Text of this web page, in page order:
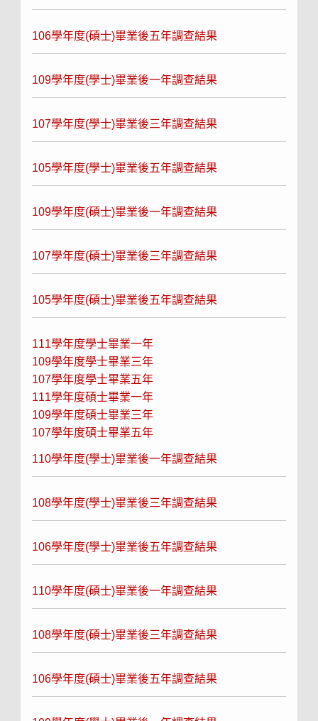
106學年度(碩士)畢業後五年調查結果
109學年度(學士)畢業後一年調查結果
107學年度(學士)畢業後三年調查結果
105學年度(學士)畢業後五年調查結果
109學年度(碩士)畢業後一年調查結果
107學年度(碩士)畢業後三年調查結果
105學年度(碩士)畢業後五年調查結果
111學年度學士畢業一年
109學年度學士畢業三年
107學年度學士畢業五年
111學年度碩士畢業一年
109學年度碩士畢業三年
107學年度碩士畢業五年
110學年度(學士)畢業後一年調查結果
108學年度(學士)畢業後三年調查結果
106學年度(學士)畢業後五年調查結果
110學年度(碩士)畢業後一年調查結果
108學年度(碩士)畢業後三年調查結果
106學年度(碩士)畢業後五年調查結果